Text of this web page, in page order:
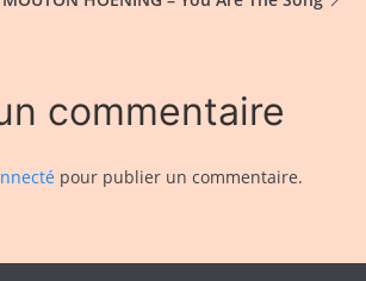
commentaire
pour publier un commentaire.